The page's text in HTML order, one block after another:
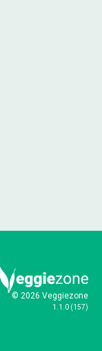
© 2026 Veggiezone
1.1.0 (157)